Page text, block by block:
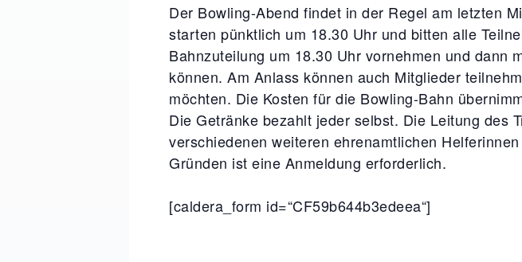
Der Bowling-Abend findet in der Regel am letzten
starten pünktlich um 18.30 Uhr und bitten alle
Bahnzuteilung um 18.30 Uhr vornehmen und dann
können. Am Anlass können auch Mitglieder
möchten. Die Kosten für die Bowling-Bahn
Die Getränke bezahlt jeder selbst. Die Leitung des
verschiedenen weiteren ehrenamtlichen
Gründen ist eine Anmeldung erforderlich.
[caldera_form id=“CF59b644b3edeea“]